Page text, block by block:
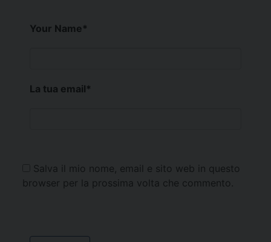
Your Name*
La tua email*
Salva il mio nome, email e sito web in questo
browser per la prossima volta che commento.